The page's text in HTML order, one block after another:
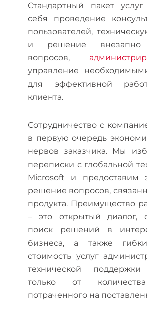
Стандартный пакет
себя проведение
пользователей,
и решение внезапно
вопросов,
управление
для эффективной
клиента.
Сотрудничество с
в первую очередь
нервов заказчика. Мы
переписки с глобальной
Microsoft и предоставим
решение вопросов,
продукта. Преимущество
– это открытый диалог,
поиск решений в
бизнеса, а также
стоимость услуг
технической
только от
потраченного на